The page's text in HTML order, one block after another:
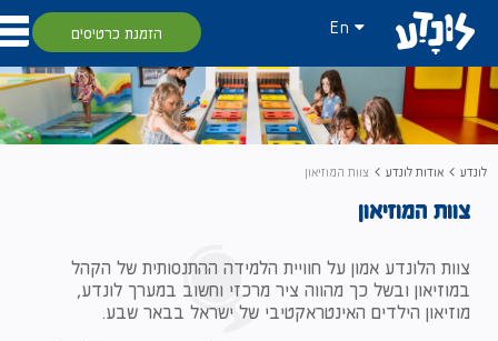
En הזמנת כרטיסים
לונדע אודות לונדע צוות המוזיאון
צוות המוזיאון
צוות הלונדע אמון על חוויית הלמידה ההתנסותית של הקהל
במוזיאון ובשל כך מהווה ציר מרכזי וחשוב במערך לונדע,
מוזיאון הילדים האינטראקטיבי של ישראל בבאר שבע.